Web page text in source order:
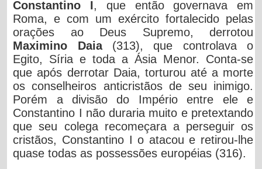
Constantino I, que então governava em
Roma, e com um exército fortalecido pelas
orações ao Deus Supremo, derrotou
Maximino Daia(313), que controlava o
Egito, Síria e toda a Ásia Menor. Conta-se
que após derrotar Daia, torturou até a morte
os conselheiros anticristãos de seu inimigo.
Porém a divisão do Império entre ele e
Constantino I não duraria muito e pretextando
que seu colega recomeçara a perseguir os
cristãos, Constantino I o atacou e retirou-lhe
quase todas as possessões européias (316).